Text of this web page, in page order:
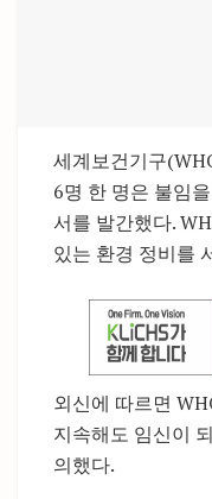
세계보건기구
6명 한 명은 불임
서를 발간했다.
있는 환경 정비를
외신에 따르면
지속해도 임신이
의했다.